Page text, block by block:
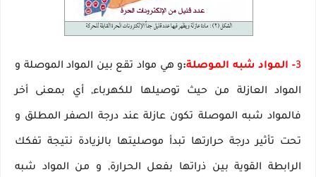
3- المواد شبه الموصلة:و هي مواد تقع بين المواد الموصلة و
المواد العازلة من حيث توصيلها للكهرباء, أي بمعنى أخر
فالمواد شبه الموصلة تكون عازلة عند درجة الصفر المطلق و
تحت تأثير درجة حرارتها تبدأ موصليتها بالزيادة نتيجة تفكك
الرابطة القوية بين ذراتها بفعل الحرارة, و من المواد شبه